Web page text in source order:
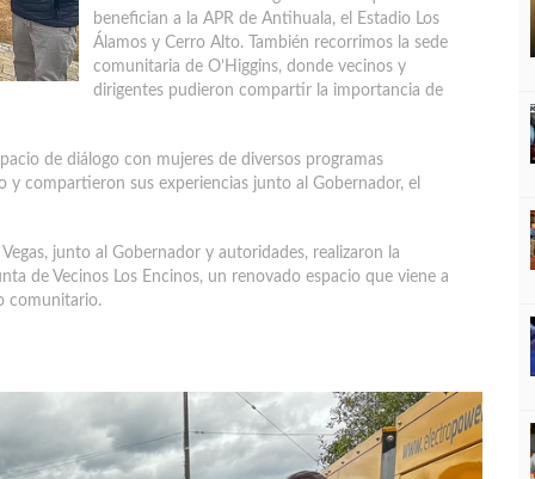
benefician a la APR de Antihuala, el Estadio Los
Álamos y Cerro Alto. También recorrimos la sede
comunitaria de O’Higgins, donde vecinos y
dirigentes pudieron compartir la importancia de
de diálogo con mujeres de diversos programas
y compartieron sus experiencias junto al Gobernador, el
junto al Gobernador y autoridades, realizaron la
de Vecinos Los Encinos, un renovado espacio que viene a
comunitario.